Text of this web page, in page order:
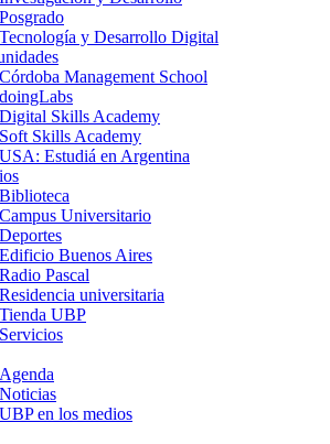
Posgrado
Tecnología y Desarrollo Digital
Córdoba Management School
doingLabs
Digital Skills Academy
Soft Skills Academy
USA: Estudiá en Argentina
Biblioteca
Campus Universitario
Deportes
Edificio Buenos Aires
Radio Pascal
Residencia universitaria
Tienda UBP
Servicios
Agenda
Noticias
UBP en los medios